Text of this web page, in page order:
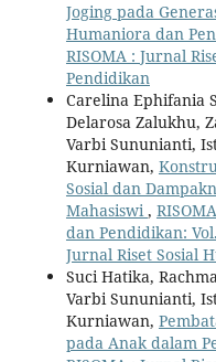
Joging pada
Humaniora dan
RISOMA : Jurnal
Pendidikan
Carelina Ephifania
Delarosa Zalukhu,
Varbi Sununianti,
Kurniawan,
Sosial dan
Mahasiswi ,
dan Pendidikan:
Jurnal Riset Sosial
Suci Hatika,
Varbi Sununianti,
Kurniawan,
pada Anak dalam